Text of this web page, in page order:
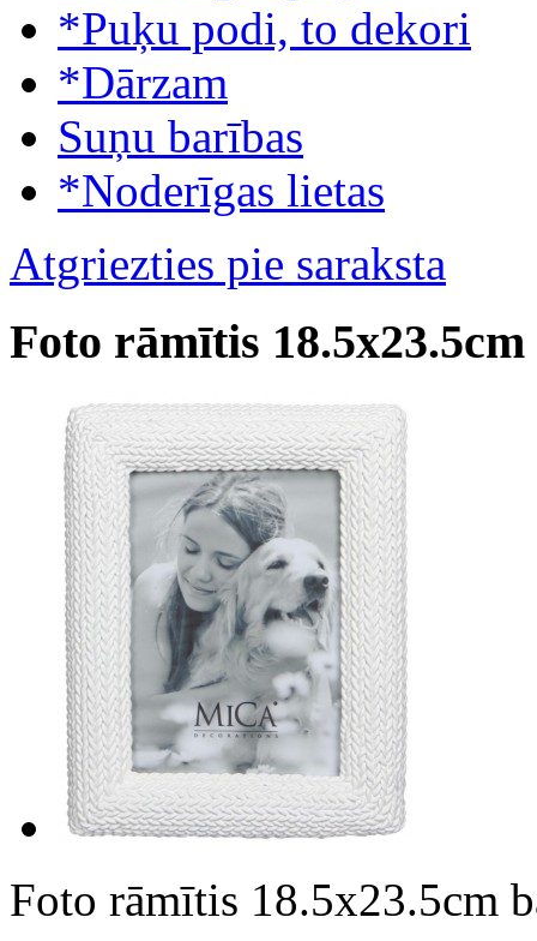
*Puķu podi, to dekori
*Dārzam
Suņu barības
*Noderīgas lietas
Atgriezties pie saraksta
Foto rāmītis
Foto rāmītis 18.5x23.5cm